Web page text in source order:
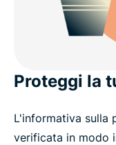
Proteggi la
L'informativa sulla
verificata in modo